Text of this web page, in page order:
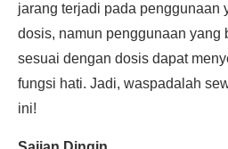
jarang terjadi pada penggunaan
dosis, namun penggunaan yang
sesuai dengan dosis dapat
fungsi hati. Jadi, waspadalah
ini!